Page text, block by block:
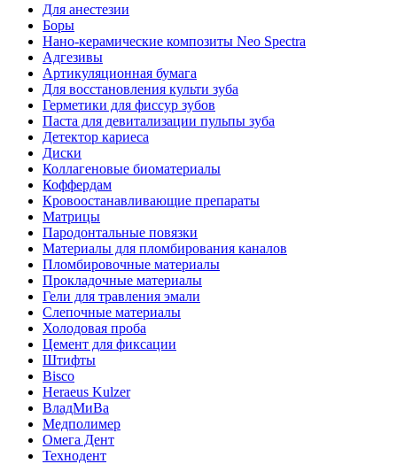
Для анестезии
Боры
Нано-керамические композиты Neo Spectra
Адгезивы
Артикуляционная бумага
Для восстановления культи зуба
Герметики для фиссур зубов
Паста для девитализации пульпы зуба
Детектор кариеса
Диски
Коллагеновые биоматериалы
Коффердам
Кровоостанавливающие препараты
Матрицы
Пародонтальные повязки
Материалы для пломбирования каналов
Пломбировочные материалы
Прокладочные материалы
Гели для травления эмали
Слепочные материалы
Холодовая проба
Цемент для фиксации
Штифты
Bisco
Heraeus Kulzer
ВладМиВа
Медполимер
Омега Дент
Технодент